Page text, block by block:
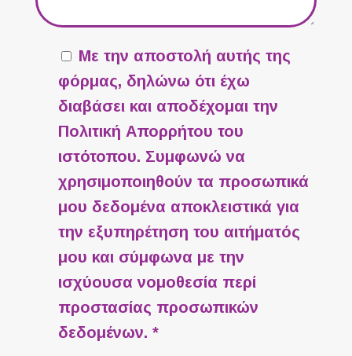
Με την αποστολή αυτής της
φόρμας, δηλώνω ότι έχω
διαβάσει και αποδέχομαι την
Πολιτική Απορρήτου του
ιστότοπου. Συμφωνώ να
χρησιμοποιηθούν τα προσωπικά
μου δεδομένα αποκλειστικά για
την εξυπηρέτηση του αιτήματός
μου και σύμφωνα με την
ισχύουσα νομοθεσία περί
προστασίας προσωπικών
δεδομένων. *